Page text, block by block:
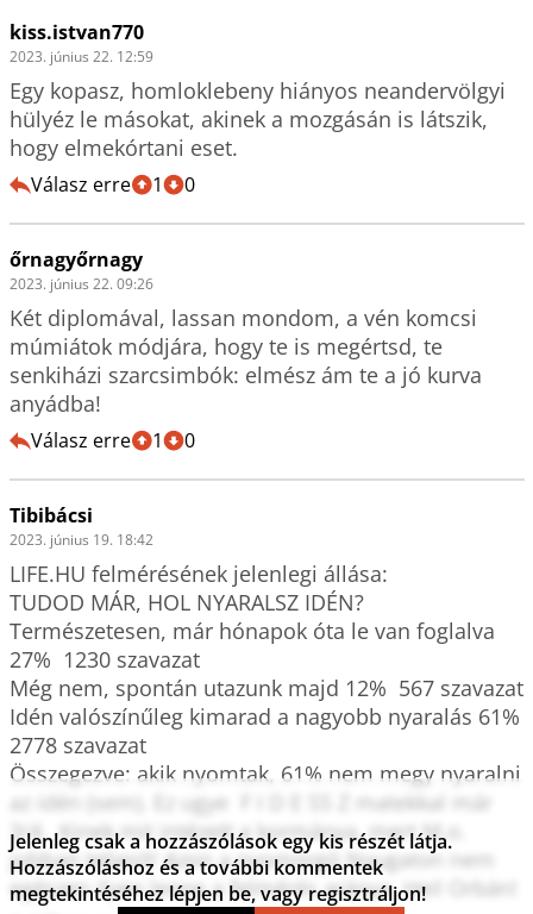
kiss.istvan770
2023. június 22. 12:59
Egy kopasz, homloklebeny hiányos neandervölgyi
hülyéz le másokat, akinek a mozgásán is látszik,
hogy elmekórtani eset.
Válasz erre 1 0
őrnagyőrnagy
2023. június 22. 09:26
Két diplomával, lassan mondom, a vén komcsi
múmiátok módjára, hogy te is megértsd, te
senkiházi szarcsimbók: elmész ám te a jó kurva
anyádba!
Válasz erre 1 0
Tibibácsi
2023. június 19. 18:42
LIFE.HU felmérésének jelenlegi állása:
TUDOD MÁR, HOL NYARALSZ IDÉN?
Természetesen, már hónapok óta le van foglalva
27%  1230 szavazat
Még nem, spontán utazunk majd 12%  567 szavazat
Idén valószínűleg kimarad a nagyobb nyaralás 61%
2778 szavazat
Összegezve: akik nyomtak, 61% nem megy nyaralni
az idén (sem). Ez ugye  F I D E SS Z matekkal már
3/4.  Kinek mit intézett a kormánya, mert M.o.
jobban teljesít! Azon a nyomorgó Nyugaton nem
egészen ilyen lenne a felmérés aránya. Heil Orbán!
Jelenleg csak a hozzászólások egy kis részét látja.
Hozzászóláshoz és a további kommentek
megtekintéséhez lépjen be, vagy regisztráljon!